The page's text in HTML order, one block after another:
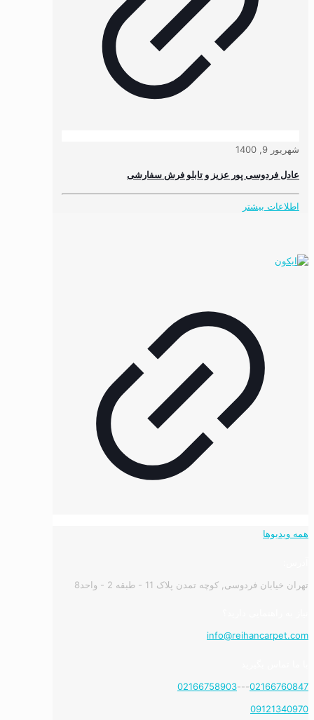
شهریور 9, 1400
عادل فردوسی پور عزیز و تابلو فرش سفارشی
اطلاعات بیشتر
همه ویدیوها
تهران خیابان فردوسی, کوچه تمدن پلاک 11 - طبقه 2 - واحد8
info@reihancarpet.com
02166760847
---
02166758903
09121340970